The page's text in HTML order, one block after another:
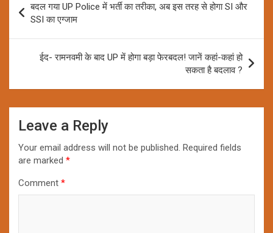
navigation
बदल गया UP Police में भर्ती का तरीका, अब इस तरह से होगा SI और
SSI का एग्जाम
ईद- रामनवमी के बाद UP में होगा बड़ा फेरबदल! जानें कहां-कहां हो
सकता है बदलाव ?
Leave a Reply
Your email address will not be published. Required fields
are marked *
Comment *